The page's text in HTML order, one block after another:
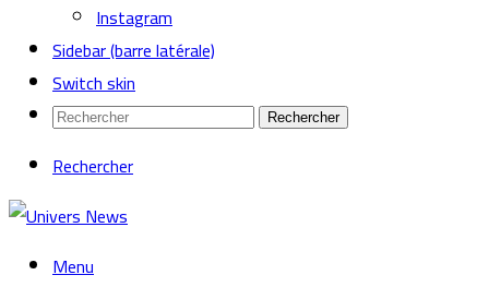
Instagram
Sidebar (barre latérale)
Switch skin
Rechercher
Rechercher
Menu